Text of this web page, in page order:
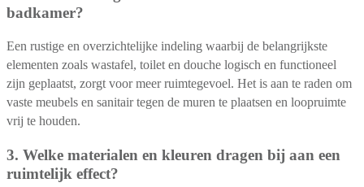
badkamer?
Een rustige en overzichtelijke indeling waarbij de belangrijkste
elementen zoals wastafel, toilet en douche logisch en functioneel
zijn geplaatst, zorgt voor meer ruimtegevoel. Het is aan te raden om
vaste meubels en sanitair tegen de muren te plaatsen en loopruimte
vrij te houden.
3. Welke materialen en kleuren dragen bij aan een
ruimtelijk effect?